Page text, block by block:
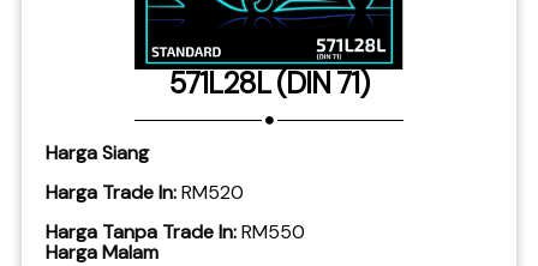
571L28L (DIN 71)
Harga Siang
Harga Trade In:RM520
Harga Tanpa Trade In:RM550
Harga Malam